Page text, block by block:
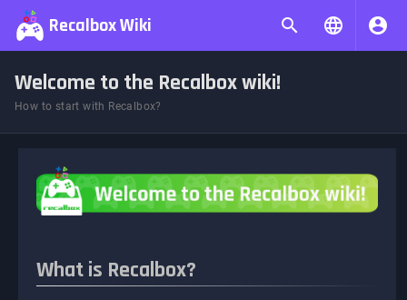
Recalbox Wiki
Welcome to the Recalbox wiki!
How to start with Recalbox?
What is Recalbox?